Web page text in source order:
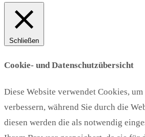
Schließen
Cookie- und Datenschutzübersicht
Diese Website verwendet Cookies,
verbessern, während Sie durch die
diesen werden die als notwendig